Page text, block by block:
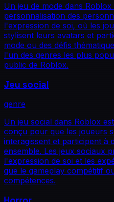
Un jeu de mode dans
personnalisation des
l'expression de soi, où les
stylisent leurs avatars et
mode ou des défis
l'un des genres les plus
public de Roblox.
Jeu social
genre
Un jeu social dans Roblox
conçu pour que les joueurs
interagissent et participent à
ensemble. Les jeux sociaux
l'expression de soi et les
que le gameplay compétitif
compétences.